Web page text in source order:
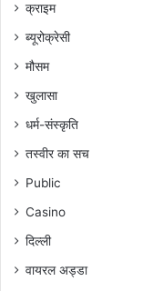
क्राइम
ब्यूरोक्रेसी
मौसम
खुलासा
धर्म-संस्कृति
तस्वीर का सच
Public
Casino
दिल्ली
वायरल अड्डा